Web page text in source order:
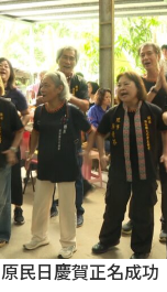
民日慶賀正名成功